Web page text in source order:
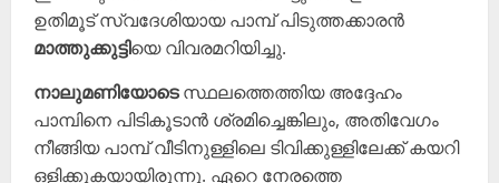
ഉതിമൂട് സ്വദേശിയായ പാമ്പ് പിടുത്തക്കാരൻ
മാത്തുക്കുട്ടിയെ വിവരമറിയിച്ചു.
നാലുമണിയോടെസ്ഥലത്തെത്തിയ അദ്ദേഹം
പാമ്പിനെ പിടികൂടാൻ ശ്രമിച്ചെങ്കിലും, അതിവേഗം
നീങ്ങിയ പാമ്പ് വീടിനുള്ളിലെ ടിവിക്കുള്ളിലേക്ക് കയറി
ഒളിക്കുകയായിരുന്നു. ഏറെ നേരത്തെ